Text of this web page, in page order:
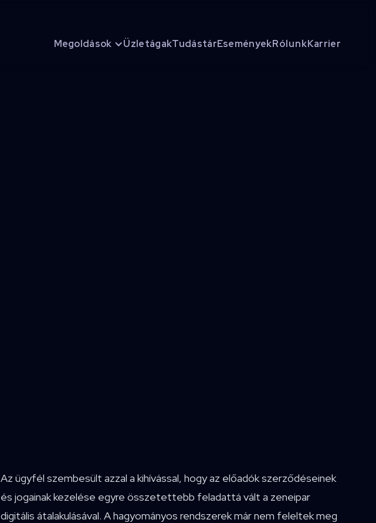
Megoldások ÜzletágakTudástárEseményekRólunkKarrier
Az ügyfél szembesült azzal a kihívással, hogy az előadók szerződéseinek
és jogainak kezelése egyre összetettebb feladattá vált a zeneipar
digitális átalakulásával. A hagyományos rendszerek már nem feleltek meg